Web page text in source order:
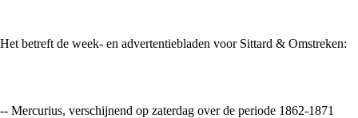
Het betreft de week- en advertentiebladen voor Sittard & Omstreken:
-- Mercurius, verschijnend op zaterdag over de periode 1862-1871